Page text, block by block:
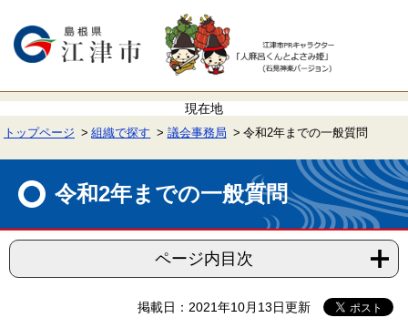
で
ば
本トップページ 組織で探す 議会事務局 令和2年までの一般質問
令和2年までの一般質問
ページ内目次
掲載日：2021年10月13日更新